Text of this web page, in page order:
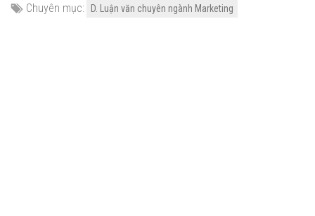
Chuyên mục: D. Luận văn chuyên ngành Marketing